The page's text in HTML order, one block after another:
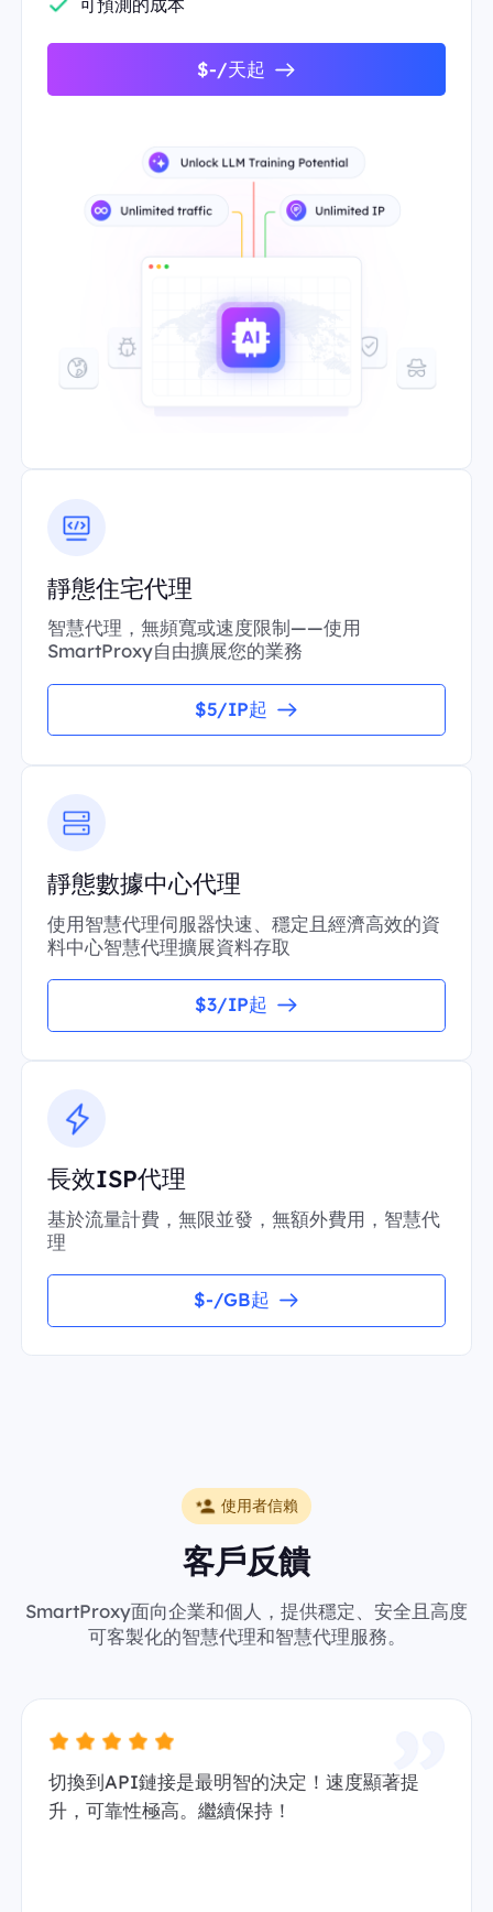
可預測的成本
$-/天起
靜態住宅代理
智慧代理，無頻寬或速度限制——使用
SmartProxy自由擴展您的業務
$5/IP起
靜態數據中心代理
使用智慧代理伺服器快速、穩定且經濟高效的資
料中心智慧代理擴展資料存取
$3/IP起
長效ISP代理
基於流量計費，無限並發，無額外費用，智慧代
理
$-/GB起
使用者信賴
客戶反饋
SmartProxy面向企業和個人，提供穩定、安全且高度
可客製化的智慧代理和智慧代理服務。
切換到API鏈接是最明智的決定！速度顯著提
升，可靠性極高。繼續保持！